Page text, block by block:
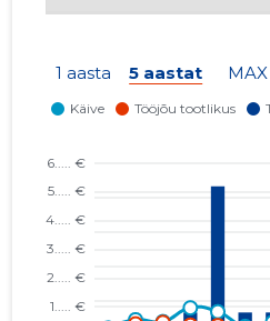
1 aasta 5 aastat MAX